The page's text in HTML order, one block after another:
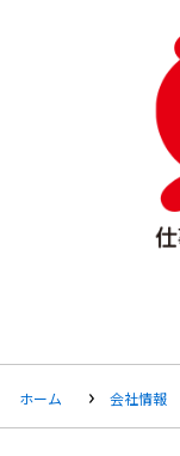
ホーム 会社情報